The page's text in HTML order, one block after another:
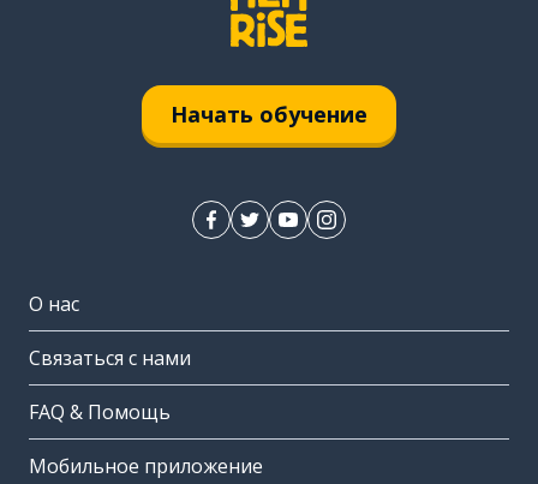
Начать обучение
О нас
Связаться с нами
FAQ & Помощь
Мобильное приложение